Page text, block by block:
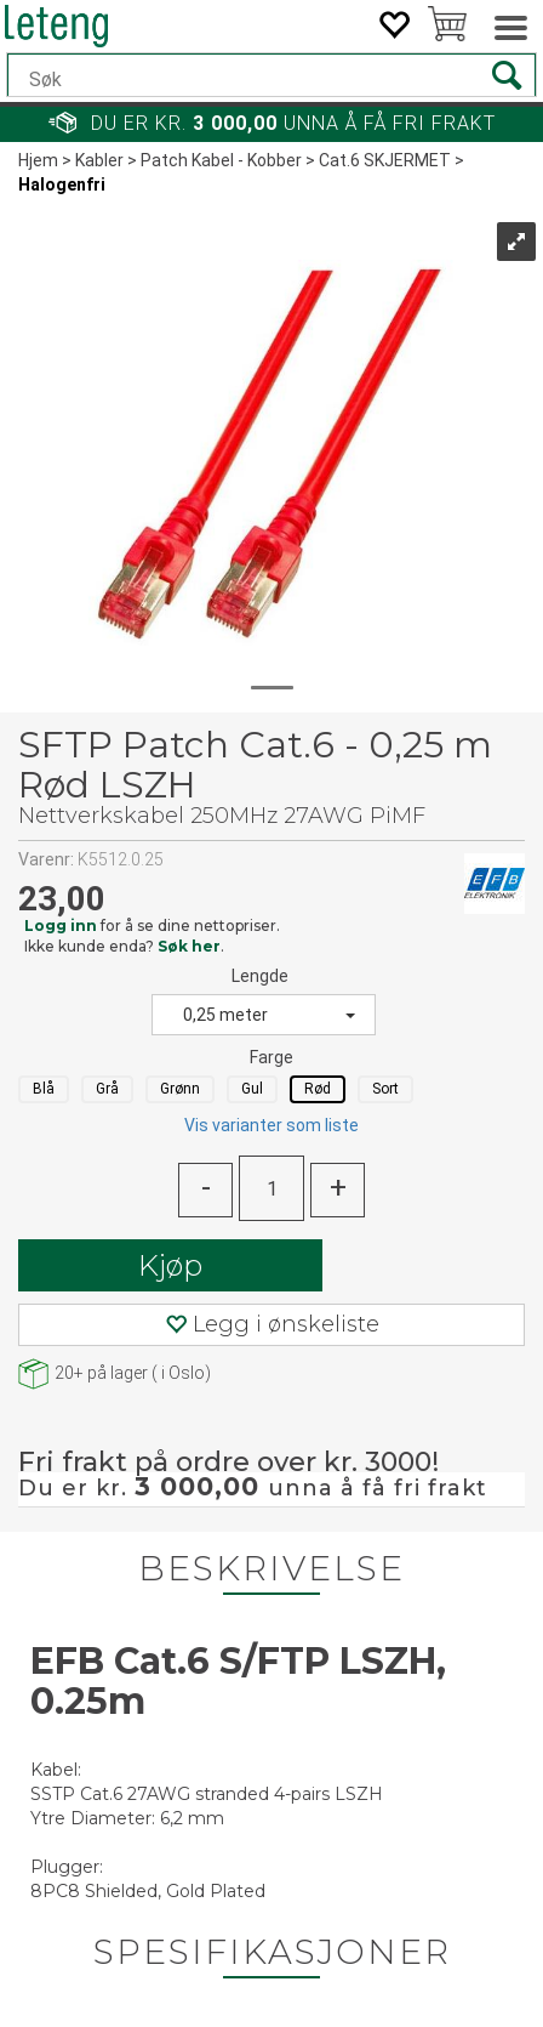
DU ER KR. 3 000,00 UNNA Å FÅ FRI FRAKT
Hjem>Kabler>Patch Kabel - Kobber>Cat.6 SKJERMET>
Halogenfri
SFTP Patch Cat.6 - 0,25 m
Rød LSZH
Nettverkskabel 250MHz 27AWG PiMF
Varenr: K5512.0.25
23,00
Logg inn for å se dine nettopriser.
Ikke kunde enda? Søk her.
Lengde
0,25 meter
Farge
Blå Grå Grønn Gul Rød Sort
Vis varianter som liste
- +
Kjøp
Legg i ønskeliste
20+ på lager ( i Oslo)
Fri frakt på ordre over kr. 3000!
Du er kr. 3 000,00 unna å få fri frakt
BESKRIVELSE
EFB Cat.6 S/FTP LSZH,
0.25m
Kabel:
SSTP Cat.6 27AWG stranded 4-pairs LSZH
Ytre Diameter: 6,2 mm
Plugger:
8PC8 Shielded, Gold Plated
SPESIFIKASJONER